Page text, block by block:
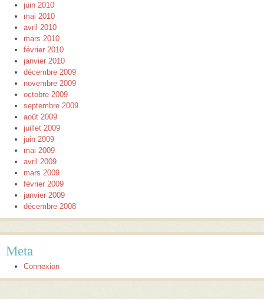
juin 2010
mai 2010
avril 2010
mars 2010
février 2010
janvier 2010
décembre 2009
novembre 2009
octobre 2009
septembre 2009
août 2009
juillet 2009
juin 2009
mai 2009
avril 2009
mars 2009
février 2009
janvier 2009
décembre 2008
Meta
Connexion